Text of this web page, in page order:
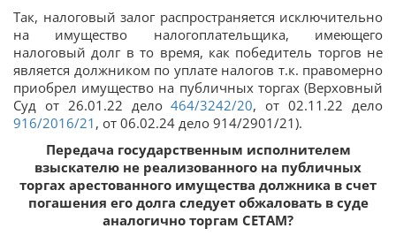
Так, налоговый залог распространяется исключительно
на имущество налогоплательщика, имеющего
налоговый долг в то время, как победитель торгов не
является должником по уплате налогов т.к. правомерно
приобрел имущество на публичных торгах (Верховный
Суд от 26.01.22 дело464/3242/20, от 02.11.22 дело
916/2016/21 , от 06.02.24 дело 914/2901/21).
Передача государственным исполнителем
взыскателю не реализованного на публичных
торгах арестованного имущества должника в счет
погашения его долга следует обжаловать в суде
аналогично торгам СЕТАМ?